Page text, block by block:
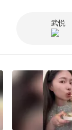
武悦